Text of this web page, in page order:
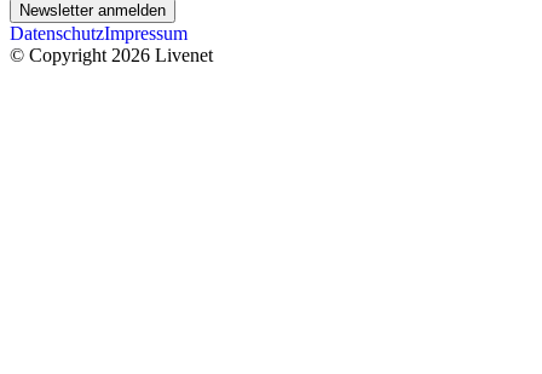
Newsletter anmelden
DatenschutzImpressum
© Copyright 2026 Livenet